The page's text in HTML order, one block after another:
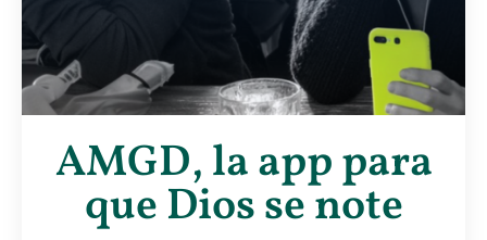
AMGD, la app para
que Dios se note